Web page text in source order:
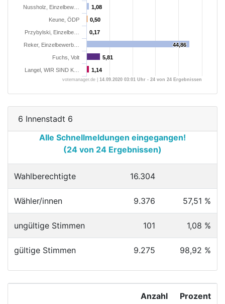
1,08
1,08
0,50
0,50
0,17
0,17
44,86
44,86
5,81
5,81
1,14
1,14
Nussholz, Einzelbew…
Keune, ÖDP
Przybylski, Einzelbe…
Reker, Einzelbewerb…
Fuchs, Volt
Langel, WIR SIND K…
votemanager.de | 14.09.2020 03:01 Uhr - 24 von 24 Ergebnissen
6 Innenstadt 6
Alle Schnellmeldungen eingegangen!
(24 von 24 Ergebnissen)
Wahlberechtigte 16.304
Wähler/innen 9.376 57,51 %
ungültige Stimmen 101 1,08 %
gültige Stimmen 9.275 98,92 %
Anzahl Prozent